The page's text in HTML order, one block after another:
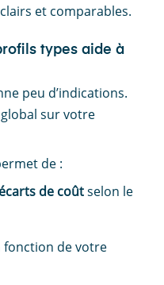
et comparables.
types aide à
peu d’indications.
global sur votre
de :
de coûtselon le
fonction de votre